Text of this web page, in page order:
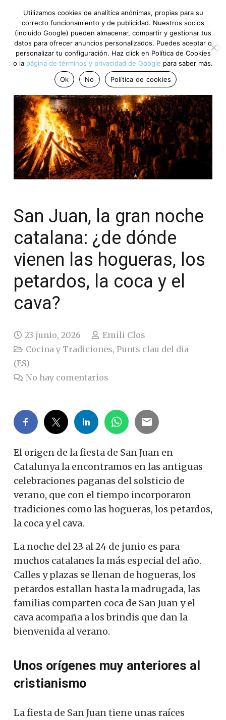
San Juan, la gran noche
catalana: ¿de dónde
vienen las hogueras, los
petardos, la coca y el
cava?
23 junio, 2026
Emili Clos
Cocina y Tradiciones,Punts clau del dia
(ES)
No hay comentarios
El origen de la fiesta de San Juan en
Catalunya la encontramos en las antiguas
celebraciones paganas del solsticio de
verano, que con el tiempo incorporaron
tradiciones como las hogueras, los petardos,
la coca y el cava.
La noche del 23 al 24 de junio es para
muchos catalanes la más especial del año.
Calles y plazas se llenan de hogueras, los
petardos estallan hasta la madrugada, las
familias comparten coca de San Juan y el
cava acompaña a los brindis que dan la
bienvenida al verano.
Unos orígenes muy anteriores al
cristianismo
La fiesta de San Juan tiene unas raíces
Utilizamos cookies de analítica anónimas, propias para su
correcto funcionamiento y de publicidad. Nuestros socios
(incluido Google) pueden almacenar, compartir y gestionar tus
datos para ofrecer anuncios personalizados. Puedes aceptar o
personalizar tu configuración. Haz click en Política de Cookies
o la página de términos y privacidad de Google para saber más.
Ok
No Política de cookies